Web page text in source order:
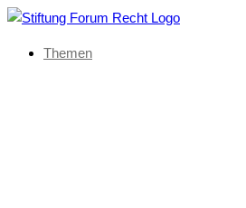
Themen